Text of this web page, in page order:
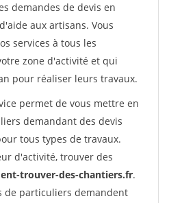
demandes de devis en
aux artisans. Vous
services à tous les
zone d'activité et qui
pour réaliser leurs travaux.
permet de vous mettre en
demandant des devis
tous types de travaux.
d'activité, trouver des
trouver-des-chantiers.fr.
de particuliers demandent